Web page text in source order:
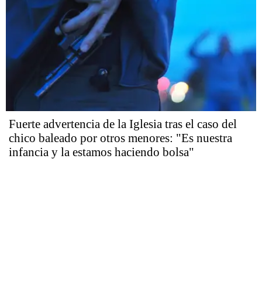
Fuerte advertencia de la Iglesia tras el caso del
chico baleado por otros menores: "Es nuestra
infancia y la estamos haciendo bolsa"